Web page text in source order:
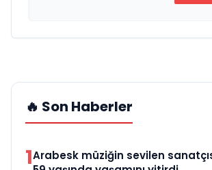
🔥 Son Haberler
1Arabesk müziğin sevilen